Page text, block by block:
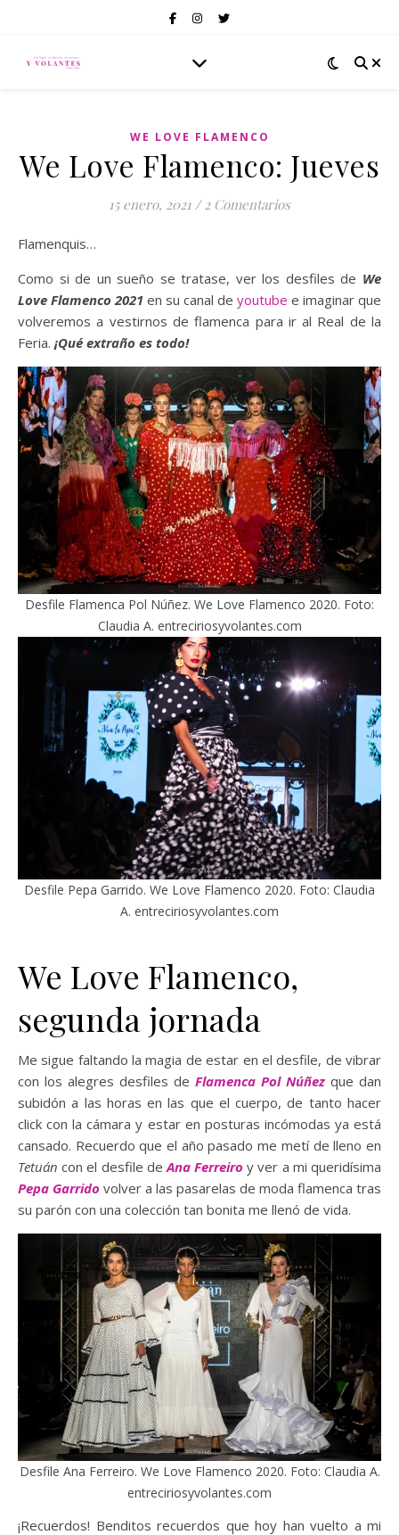
WE LOVE FLAMENCO
We Love Flamenco: Jueves
15 enero, 2021 / 2 Comentarios
Flamenquis…
Como si de un sueño se tratase, ver los desfiles de We
Love Flamenco 2021 en su canal de youtube e imaginar que
volveremos a vestirnos de flamenca para ir al Real de la
Feria. ¡Qué extraño es todo!
Desfile Flamenca Pol Núñez. We Love Flamenco 2020. Foto:
Claudia A. entreciriosyvolantes.com
Desfile Pepa Garrido. We Love Flamenco 2020. Foto: Claudia
A. entreciriosyvolantes.com
We Love Flamenco,
segunda jornada
Me sigue faltando la magia de estar en el desfile, de vibrar
con los alegres desfiles de Flamenca Pol Núñez que dan
subidón a las horas en las que el cuerpo, de tanto hacer
click con la cámara y estar en posturas incómodas ya está
cansado. Recuerdo que el año pasado me metí de lleno en
Tetuán con el desfile deAna Ferreiro y ver a mi queridísima
Pepa Garrido volver a las pasarelas de moda flamenca tras
su parón con una colección tan bonita me llenó de vida.
Desfile Ana Ferreiro. We Love Flamenco 2020. Foto: Claudia A.
entreciriosyvolantes.com
¡Recuerdos! Benditos recuerdos que hoy han vuelto a mi